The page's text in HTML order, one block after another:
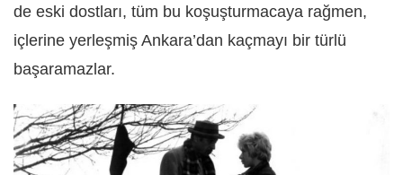
de eski dostları, tüm bu koşuşturmacaya rağmen,
içlerine yerleşmiş Ankara’dan kaçmayı bir türlü
başaramazlar.